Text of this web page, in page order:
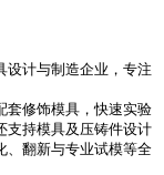
设计与制造企业，专注
套修饰模具，快速实验
支持模具及压铸件设计
、翻新与专业试模等全